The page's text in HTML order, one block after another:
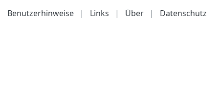
Benutzerhinweise
| Links | Über | Datenschutz